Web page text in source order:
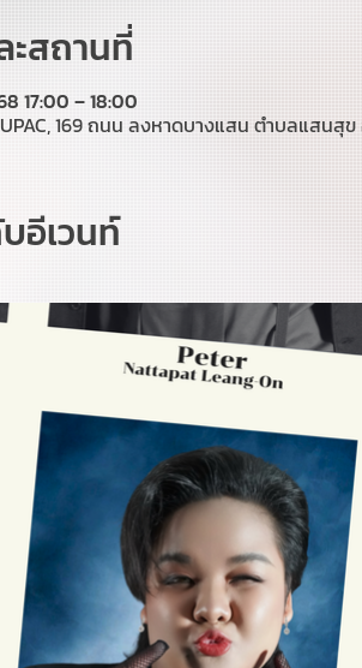
ะสถานที่
17:00 – 18:00
169 ถนน ลงหาดบางแสน ตำบลแสนสุข
อีเวนท์